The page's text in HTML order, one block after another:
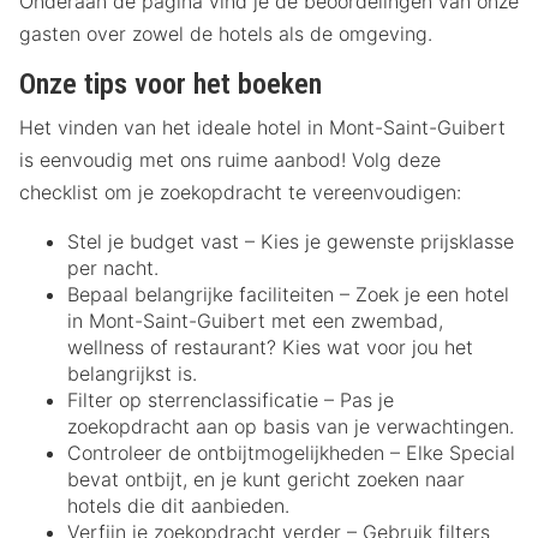
gasten over zowel de hotels als de omgeving.
Onze tips voor het boeken
Het vinden van het ideale hotel in Mont-Saint-Guibert
is eenvoudig met ons ruime aanbod! Volg deze
checklist om je zoekopdracht te vereenvoudigen:
Stel je budget vast – Kies je gewenste prijsklasse
per nacht.
Bepaal belangrijke faciliteiten – Zoek je een hotel
in Mont-Saint-Guibert met een zwembad,
wellness of restaurant? Kies wat voor jou het
belangrijkst is.
Filter op sterrenclassificatie – Pas je
zoekopdracht aan op basis van je verwachtingen.
Controleer de ontbijtmogelijkheden – Elke Special
bevat ontbijt, en je kunt gericht zoeken naar
hotels die dit aanbieden.
Verfijn je zoekopdracht verder – Gebruik filters